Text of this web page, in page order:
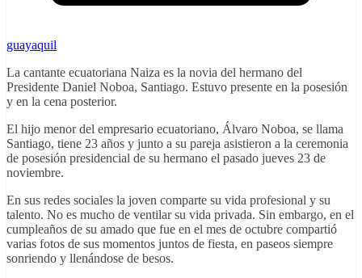
guayaquil
La cantante ecuatoriana Naiza es la novia del hermano del
Presidente Daniel Noboa, Santiago. Estuvo presente en la posesión
y en la cena posterior.
El hijo menor del empresario ecuatoriano, Álvaro Noboa, se llama
Santiago, tiene 23 años y junto a su pareja asistieron a la ceremonia
de posesión presidencial de su hermano el pasado jueves 23 de
noviembre.
En sus redes sociales la joven comparte su vida profesional y su
talento. No es mucho de ventilar su vida privada. Sin embargo, en el
cumpleaños de su amado que fue en el mes de octubre compartió
varias fotos de sus momentos juntos de fiesta, en paseos siempre
sonriendo y llenándose de besos.